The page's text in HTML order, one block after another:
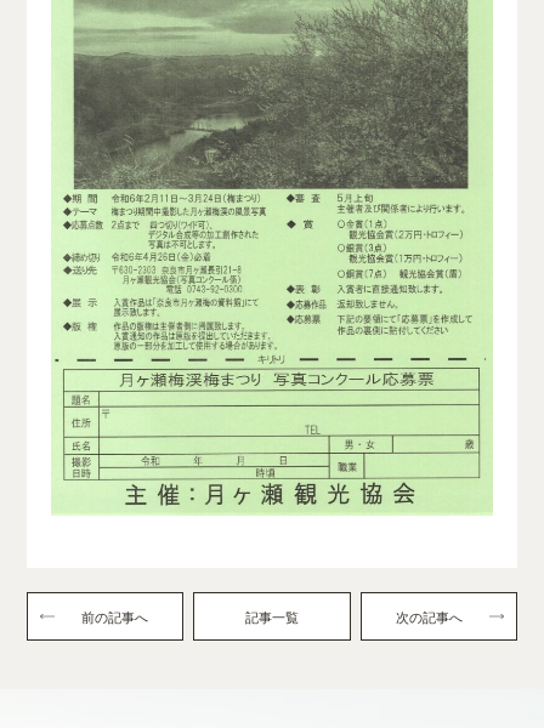
前の記事へ 記事一覧 次の記事へ